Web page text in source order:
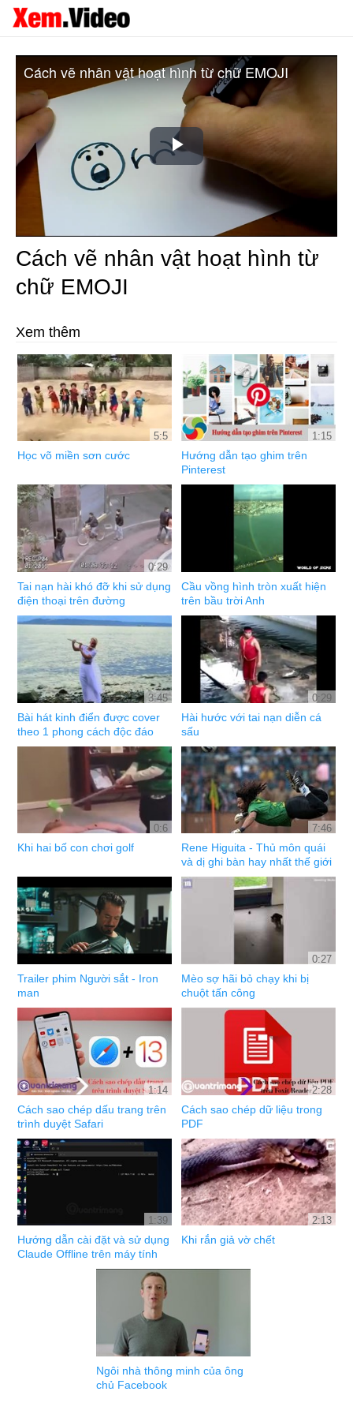
Play
Video
Cách vẽ nhân vật hoạt hình từ chữ EMOJI
Cách vẽ nhân vật hoạt hình từ
chữ EMOJI
Xem thêm
5:5
Học võ miền sơn cước
1:15
Hướng dẫn tạo ghim trên
Pinterest
0:29
Tai nạn hài khó đỡ khi sử dụng
điện thoại trên đường
Cầu vồng hình tròn xuất hiện
trên bầu trời Anh
3:45
Bài hát kinh điển được cover
theo 1 phong cách độc đáo
0:29
Hài hước với tai nạn diễn cá
sấu
0:6
Khi hai bố con chơi golf
7:46
Rene Higuita - Thủ môn quái
và dị ghi bàn hay nhất thế giới
Trailer phim Người sắt - Iron
man
0:27
Mèo sợ hãi bỏ chạy khi bị
chuột tấn công
1:14
Cách sao chép dấu trang trên
trình duyệt Safari
2:28
Cách sao chép dữ liệu trong
PDF
1:39
Hướng dẫn cài đặt và sử dụng
Claude Offline trên máy tính
2:13
Khi rắn giả vờ chết
Ngôi nhà thông minh của ông
chủ Facebook